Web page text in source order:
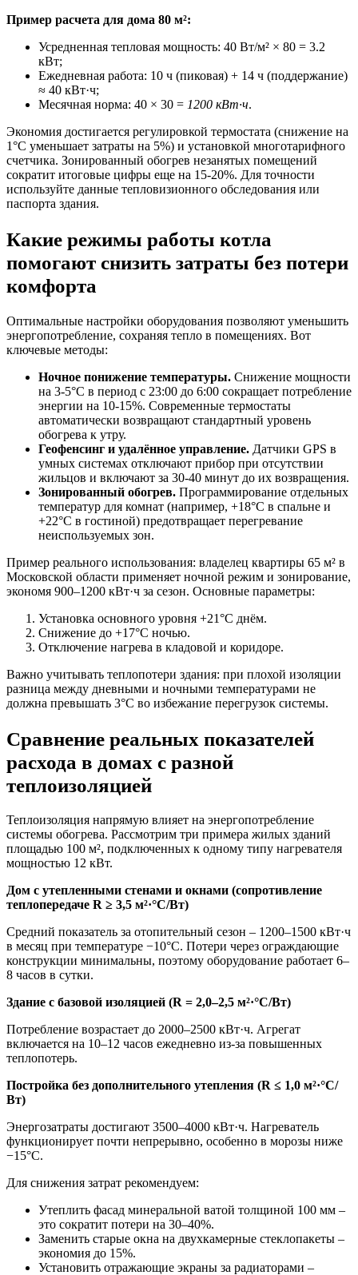
Пример расчета для дома 80 м²:
Усредненная тепловая мощность: 40 Вт/м² × 80 = 3.2
кВт;
Ежедневная работа: 10 ч (пиковая) + 14 ч (поддержание)
≈ 40 кВт·ч;
Месячная норма: 40 × 30 = 1200 кВт·ч.
Экономия достигается регулировкой термостата (снижение на
1°C уменьшает затраты на 5%) и установкой многотарифного
счетчика. Зонированный обогрев незанятых помещений
сократит итоговые цифры еще на 15-20%. Для точности
используйте данные тепловизионного обследования или
паспорта здания.
Какие режимы работы котла
помогают снизить затраты без потери
комфорта
Оптимальные настройки оборудования позволяют уменьшить
энергопотребление, сохраняя тепло в помещениях. Вот
ключевые методы:
Ночное понижение температуры. Снижение мощности
на 3-5°C в период с 23:00 до 6:00 сокращает потребление
энергии на 10-15%. Современные термостаты
автоматически возвращают стандартный уровень
обогрева к утру.
Геофенсинг и удалённое управление. Датчики GPS в
умных системах отключают прибор при отсутствии
жильцов и включают за 30-40 минут до их возвращения.
Зонированный обогрев. Программирование отдельных
температур для комнат (например, +18°C в спальне и
+22°C в гостиной) предотвращает перегревание
неиспользуемых зон.
Пример реального использования: владелец квартиры 65 м² в
Московской области применяет ночной режим и зонирование,
экономя 900–1200 кВт·ч за сезон. Основные параметры:
Установка основного уровня +21°C днём.
Снижение до +17°C ночью.
Отключение нагрева в кладовой и коридоре.
Важно учитывать теплопотери здания: при плохой изоляции
разница между дневными и ночными температурами не
должна превышать 3°C во избежание перегрузок системы.
Сравнение реальных показателей
расхода в домах с разной
теплоизоляцией
Теплоизоляция напрямую влияет на энергопотребление
системы обогрева. Рассмотрим три примера жилых зданий
площадью 100 м², подключенных к одному типу нагревателя
мощностью 12 кВт.
Дом с утепленными стенами и окнами (сопротивление
теплопередаче R ≥ 3,5 м²·°C/Вт)
Средний показатель за отопительный сезон – 1200–1500 кВт·ч
в месяц при температуре −10°C. Потери через ограждающие
конструкции минимальны, поэтому оборудование работает 6–
8 часов в сутки.
Здание с базовой изоляцией (R = 2,0–2,5 м²·°C/Вт)
Потребление возрастает до 2000–2500 кВт·ч. Агрегат
включается на 10–12 часов ежедневно из-за повышенных
теплопотерь.
Постройка без дополнительного утепления (R ≤ 1,0 м²·°C/
Вт)
Энергозатраты достигают 3500–4000 кВт·ч. Нагреватель
функционирует почти непрерывно, особенно в морозы ниже
−15°C.
Для снижения затрат рекомендуем:
Утеплить фасад минеральной ватой толщиной 100 мм –
это сократит потери на 30–40%.
Заменить старые окна на двухкамерные стеклопакеты –
экономия до 15%.
Установить отражающие экраны за радиаторами –